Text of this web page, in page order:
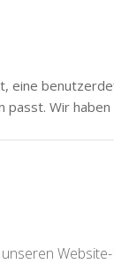
eine
passt. Wir